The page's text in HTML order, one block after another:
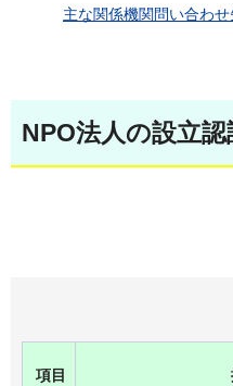
主な関係機関問い合わせ
NPO法人の設立
項目